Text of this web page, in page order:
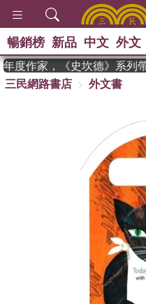
暢銷榜 新品 中文 外文
作家，《史坎德》系列帶
三民網路書店
外文書